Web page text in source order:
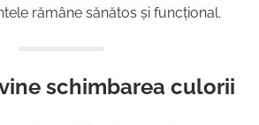
rămâne sănătos și funcțional.
schimbarea culorii